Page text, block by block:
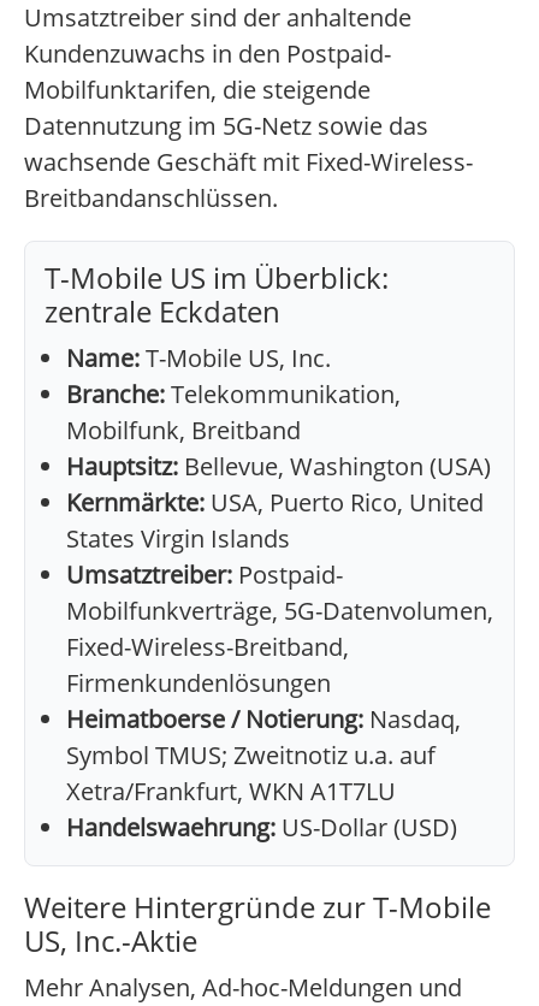
Umsatztreiber sind der anhaltende
Kundenzuwachs in den Postpaid-
Mobilfunktarifen, die steigende
Datennutzung im 5G-Netz sowie das
wachsende Geschäft mit Fixed-Wireless-
Breitbandanschlüssen.
T-Mobile US im Überblick:
zentrale Eckdaten
Name:T-Mobile US, Inc.
Branche:Telekommunikation,
Mobilfunk, Breitband
Hauptsitz: Bellevue, Washington (USA)
Kernmärkte: USA, Puerto Rico, United
States Virgin Islands
Umsatztreiber: Postpaid-
Mobilfunkverträge, 5G-Datenvolumen,
Fixed-Wireless-Breitband,
Firmenkundenlösungen
Heimatboerse / Notierung: Nasdaq,
Symbol TMUS; Zweitnotiz u.a. auf
Xetra/Frankfurt, WKN A1T7LU
Handelswaehrung: US-Dollar (USD)
Weitere Hintergründe zur T-Mobile
US, Inc.-Aktie
Mehr Analysen, Ad-hoc-Meldungen und